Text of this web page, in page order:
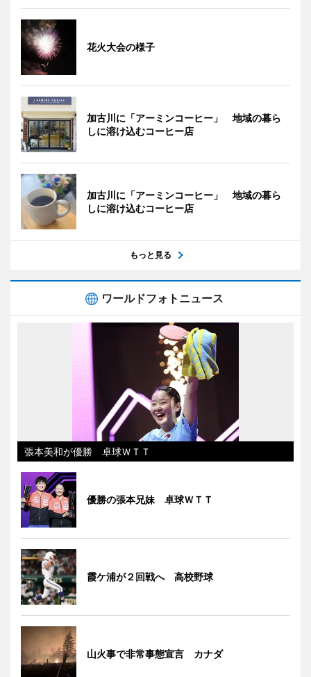
花火大会の様子
加古川に「アーミンコーヒー」 地域の暮ら
しに溶け込むコーヒー店
加古川に「アーミンコーヒー」 地域の暮ら
しに溶け込むコーヒー店
もっと見る
ワールドフォトニュース
張本美和が優勝 卓球ＷＴＴ
優勝の張本兄妹 卓球ＷＴＴ
霞ケ浦が２回戦へ 高校野球
山火事で非常事態宣言 カナダ